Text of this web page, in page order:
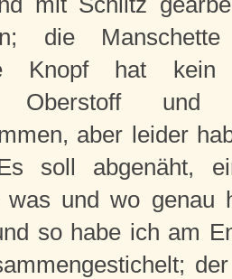
die
Knopf hat kein
Oberstoff
aber leider
soll abgenäht,
was und wo genau
so habe ich am